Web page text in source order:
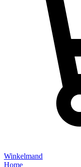
Winkelmand
Home